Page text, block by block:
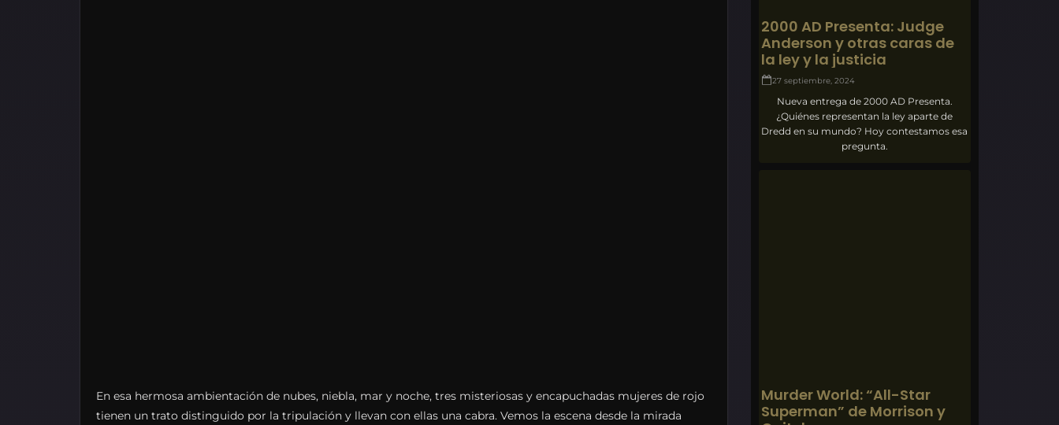
En esa hermosa ambientación de nubes, niebla, mar y noche, tres misteriosas y encapuchadas mujeres de rojo
tienen un trato distinguido por la tripulación y llevan con ellas una cabra. Vemos la escena desde la mirada
2000 AD Presenta: Judge
Anderson y otras caras de
la ley y la justicia
27 septiembre, 2024
Nueva entrega de 2000 AD Presenta.
¿Quiénes representan la ley aparte de
Dredd en su mundo? Hoy contestamos esa
pregunta.
Murder World: “All-Star
Superman” de Morrison y